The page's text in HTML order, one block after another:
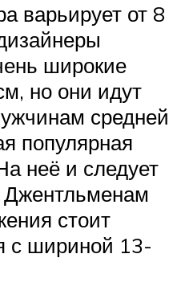
варьирует от 8
широкие
но они идут
средней
популярная
неё и следует
Джентльменам
стоит
с шириной 13-